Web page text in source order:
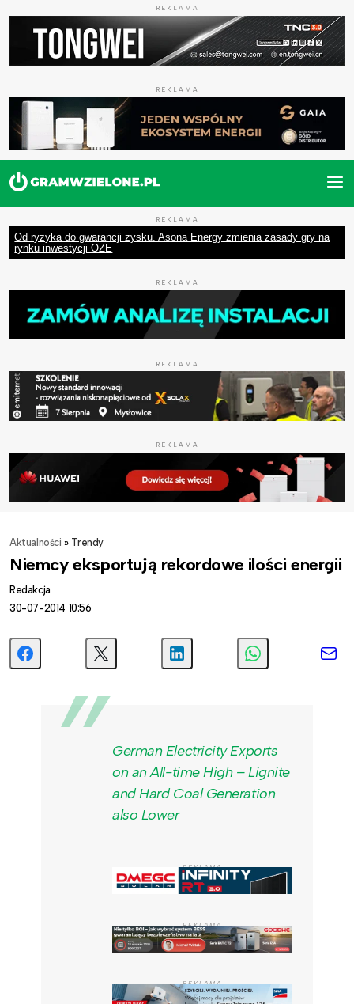
REKLAMA
REKLAMA
REKLAMA
Od ryzyka do gwarancji zysku. Asona Energy zmienia zasady gry na
rynku inwestycji OZE
REKLAMA
REKLAMA
REKLAMA
Aktualności » Trendy
Niemcy eksportują rekordowe ilości energii
Redakcja
30-07-2014 10:56
German Electricity Exports
on an All-time High – Lignite
and Hard Coal Generation
also Lower
REKLAMA
REKLAMA
REKLAMA